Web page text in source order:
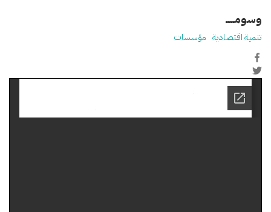
وسومـــــ
تنمية اقتصادية مؤسسات